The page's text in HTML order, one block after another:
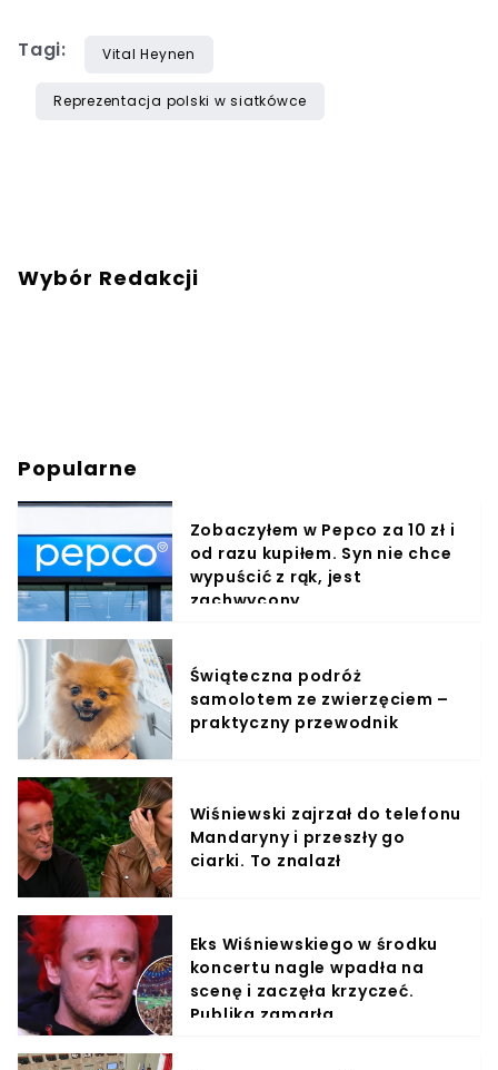
Tagi: Vital Heynen
Reprezentacja polski w siatkówce
Wybór Redakcji
Popularne
Zobaczyłem w Pepco za 10 zł i
od razu kupiłem. Syn nie chce
wypuścić z rąk, jest
zachwycony
Świąteczna podróż
samolotem ze zwierzęciem –
praktyczny przewodnik
Wiśniewski zajrzał do telefonu
Mandaryny i przeszły go
ciarki. To znalazł
Eks Wiśniewskiego w środku
koncertu nagle wpadła na
scenę i zaczęła krzyczeć.
Publika zamarła